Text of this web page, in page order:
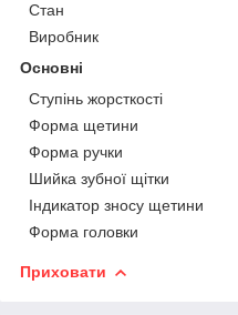
Стан
Виробник
Основні
Ступінь жорсткості
Форма щетини
Форма ручки
Шийка зубної щітки
Індикатор зносу щетини
Форма головки
Приховати